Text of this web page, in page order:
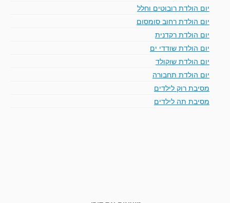
יום הולדת רובוטים וחלל
יום הולדת רחוב סומסום
יום הולדת רקדנית
יום הולדת שודדי ים
יום הולדת שוקולד
יום הולדת תחבורה
מסיבת רוק לילדים
מסיבת תה לילדים